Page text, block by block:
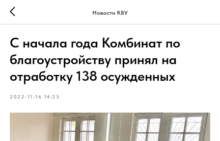
Новости КБУ
С начала года Комбинат по
благоустройству принял на
отработку 138 осужденных
2022-11-16 14:23